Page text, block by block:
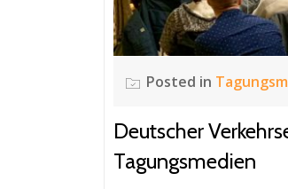
Posted in
Deutscher
Tagungsmedien